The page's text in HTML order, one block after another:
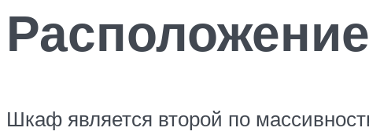
Шкаф является второй по